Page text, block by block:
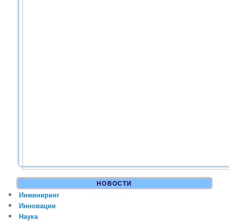
НОВОСТИ
Инжиниринг
Инновации
Наука